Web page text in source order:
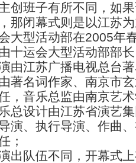
班子有所不同，如果
那闭幕式则是以江苏
大型活动部在2005年
十运会大型活动部部
由江苏广播电视总台
著名词作家、南京市
，音乐总监由南京艺
总设计由江苏省演艺
演、执行导演、作曲
；
队伍不同，开幕式上